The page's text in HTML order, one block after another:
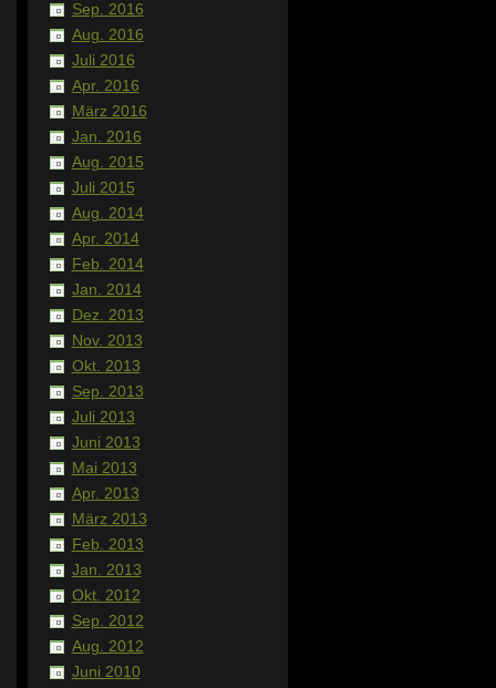
Sep. 2016
Aug. 2016
Juli 2016
Apr. 2016
März 2016
Jan. 2016
Aug. 2015
Juli 2015
Aug. 2014
Apr. 2014
Feb. 2014
Jan. 2014
Dez. 2013
Nov. 2013
Okt. 2013
Sep. 2013
Juli 2013
Juni 2013
Mai 2013
Apr. 2013
März 2013
Feb. 2013
Jan. 2013
Okt. 2012
Sep. 2012
Aug. 2012
Juni 2010